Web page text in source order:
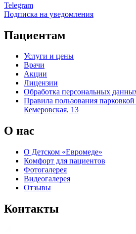
Telegram
Подписка на уведомления
Пациентам
Услуги и цены
Врачи
Акции
Лицензии
Обработка персональных
Правила пользования парковкой
Кемеровская, 13
О нас
О Детском «Евромеде»
Комфорт для пациентов
Фотогалерея
Видеогалерея
Отзывы
Контакты